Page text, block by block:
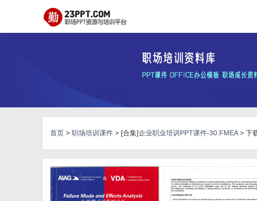
首页 > 职场培训课件 > [合集]企业职业培训PPT课件-30.FMEA> 下